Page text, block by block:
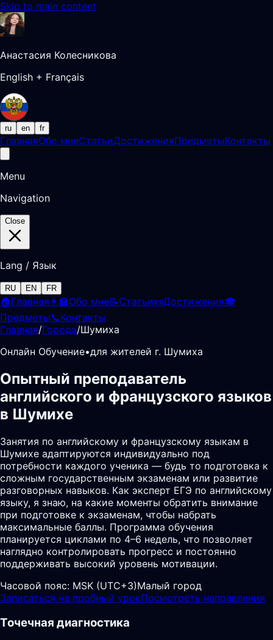
Skip to main content
Анастасия Колесникова
English + Français
ru en fr
ГлавнаяОбо мнеСтатьиДостиженияПредметыКонтакты
Menu
Navigation
Close
Lang / Язык
RU EN FR
🏠Главная 👩‍🏫Обо мне📝Статьи📜Достижения🎓
Предметы📞Контакты
Главная/Города/Шумиха
Онлайн Обучение•для жителей г. Шумиха
Опытный преподаватель
английского и французского языков
в Шумихе
Занятия по английскому и французскому языкам в
Шумихе адаптируются индивидуально под
потребности каждого ученика — будь то подготовка к
сложным государственным экзаменам или развитие
разговорных навыков. Как эксперт ЕГЭ по английскому
языку, я знаю, на какие моменты обратить внимание
при подготовке к экзаменам, чтобы набрать
максимальные баллы. Программа обучения
планируется циклами по 4–6 недель, что позволяет
наглядно контролировать прогресс и постоянно
поддерживать высокий уровень мотивации.
Часовой пояс: MSK (UTC+3)Малый город
Записаться на пробный урокПосмотреть направления
Точечная диагностика